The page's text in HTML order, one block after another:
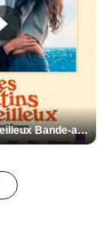
Les Matins merveilleux Bande-annonce VF